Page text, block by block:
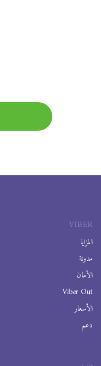
VIBER
المزايا
مدونة
الأمان
Viber Out
الأسعار
دعم